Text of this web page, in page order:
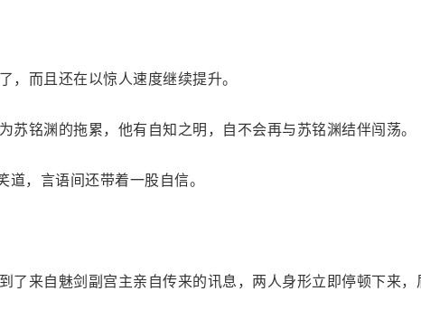
，而且还在以惊人速度继续提升。
苏铭渊的拖累，他有自知之明，自不会再与苏铭渊结伴闯荡。
，言语间还带着一股自信。
了来自魅剑副宫主亲自传来的讯息，两人身形立即停顿下来，